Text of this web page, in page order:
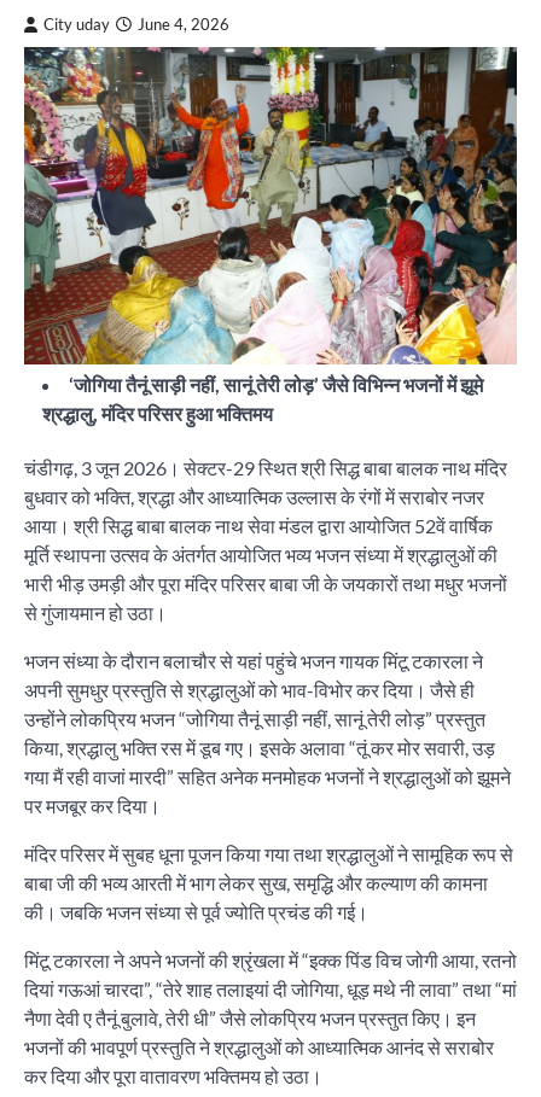
City uday June 4, 2026
‘जोगिया तैनूं साड़ी नहीं, सानूं तेरी लोड़’ जैसे विभिन्न भजनों में झूमे
श्रद्धालु, मंदिर परिसर हुआ भक्तिमय
चंडीगढ़, 3 जून 2026। सेक्टर-29 स्थित श्री सिद्ध बाबा बालक नाथ मंदिर
बुधवार को भक्ति, श्रद्धा और आध्यात्मिक उल्लास के रंगों में सराबोर नजर
आया। श्री सिद्ध बाबा बालक नाथ सेवा मंडल द्वारा आयोजित 52वें वार्षिक
मूर्ति स्थापना उत्सव के अंतर्गत आयोजित भव्य भजन संध्या में श्रद्धालुओं की
भारी भीड़ उमड़ी और पूरा मंदिर परिसर बाबा जी के जयकारों तथा मधुर भजनों
से गुंजायमान हो उठा।
भजन संध्या के दौरान बलाचौर से यहां पहुंचे भजन गायक मिंटू टकारला ने
अपनी सुमधुर प्रस्तुति से श्रद्धालुओं को भाव-विभोर कर दिया। जैसे ही
उन्होंने लोकप्रिय भजन “जोगिया तैनूं साड़ी नहीं, सानूं तेरी लोड़” प्रस्तुत
किया, श्रद्धालु भक्ति रस में डूब गए। इसके अलावा “तूं कर मोर सवारी, उड़
गया मैं रही वाजां मारदी” सहित अनेक मनमोहक भजनों ने श्रद्धालुओं को झूमने
पर मजबूर कर दिया।
मंदिर परिसर में सुबह धूना पूजन किया गया तथा श्रद्धालुओं ने सामूहिक रूप से
बाबा जी की भव्य आरती में भाग लेकर सुख, समृद्धि और कल्याण की कामना
की। जबकि भजन संध्या से पूर्व ज्योति प्रचंड की गई।
मिंटू टकारला ने अपने भजनों की श्रृंखला में “इक्क पिंड विच जोगी आया, रतनो
दियां गऊआं चारदा”, “तेरे शाह तलाइयां दी जोगिया, धूड़ मथे नी लावा” तथा “मां
नैणा देवी ए तैनूं बुलावे, तेरी धी” जैसे लोकप्रिय भजन प्रस्तुत किए। इन
भजनों की भावपूर्ण प्रस्तुति ने श्रद्धालुओं को आध्यात्मिक आनंद से सराबोर
कर दिया और पूरा वातावरण भक्तिमय हो उठा।